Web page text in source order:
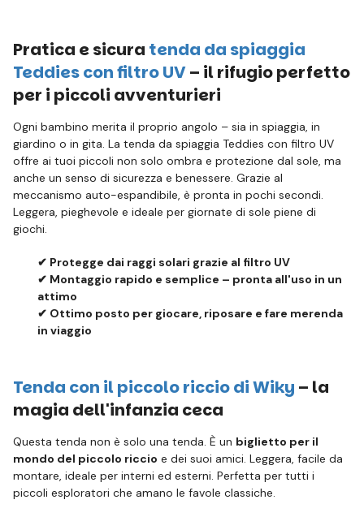
Pratica e sicura tenda da spiaggia
Teddies con filtro UV– il rifugio perfetto
per i piccoli avventurieri
Ogni bambino merita il proprio angolo – sia in spiaggia, in
giardino o in gita. La tenda da spiaggia Teddies con filtro UV
offre ai tuoi piccoli non solo ombra e protezione dal sole, ma
anche un senso di sicurezza e benessere. Grazie al
meccanismo auto-espandibile, è pronta in pochi secondi.
Leggera, pieghevole e ideale per giornate di sole piene di
giochi.
✔ Protegge dai raggi solari grazie al filtro UV
✔ Montaggio rapido e semplice – pronta all'uso in un
attimo
✔ Ottimo posto per giocare, riposare e fare merenda
in viaggio
Tenda con il piccolo riccio di Wiky – la
magia dell'infanzia ceca
Questa tenda non è solo una tenda. È un biglietto per il
mondo del piccolo riccio e dei suoi amici. Leggera, facile da
montare, ideale per interni ed esterni. Perfetta per tutti i
piccoli esploratori che amano le favole classiche.